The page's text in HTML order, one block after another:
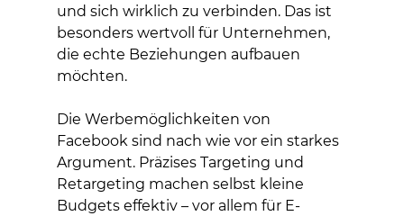
und sich wirklich zu verbinden. Das ist
besonders wertvoll für Unternehmen,
die echte Beziehungen aufbauen
möchten.
Die Werbemöglichkeiten von
Facebook sind nach wie vor ein starkes
Argument. Präzises Targeting und
Retargeting machen selbst kleine
Budgets effektiv – vor allem für E-